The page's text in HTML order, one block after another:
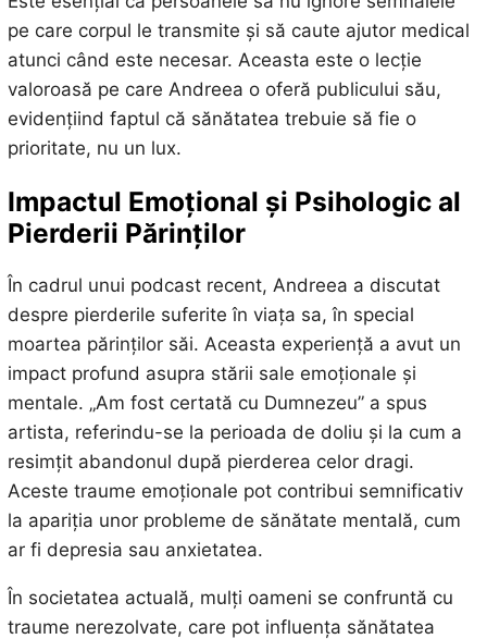
pe care corpul le transmite și să caute ajutor medical
atunci când este necesar. Aceasta este o lecție
valoroasă pe care Andreea o oferă publicului său,
evidențiind faptul că sănătatea trebuie să fie o
prioritate, nu un lux.
Impactul Emoțional și Psihologic al
Pierderii Părinților
În cadrul unui podcast recent, Andreea a discutat
despre pierderile suferite în viața sa, în special
moartea părinților săi. Aceasta experiență a avut un
impact profund asupra stării sale emoționale și
mentale. „Am fost certată cu Dumnezeu” a spus
artista, referindu-se la perioada de doliu și la cum a
resimțit abandonul după pierderea celor dragi.
Aceste traume emoționale pot contribui semnificativ
la apariția unor probleme de sănătate mentală, cum
ar fi depresia sau anxietatea.
În societatea actuală, mulți oameni se confruntă cu
traume nerezolvate, care pot influența sănătatea